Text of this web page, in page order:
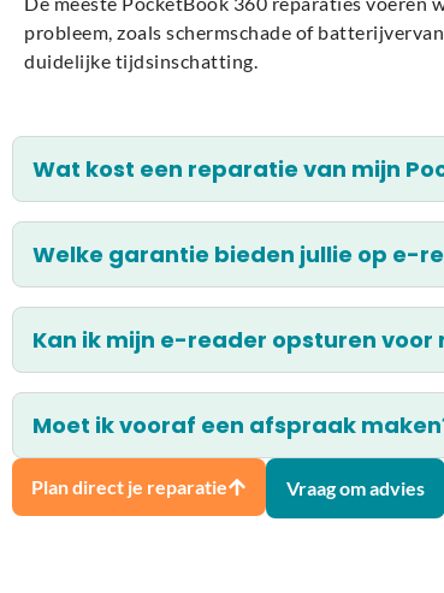
probleem, zoals schermschade of
duidelijke tijdsinschatting.
Wat kost een reparatie van mijn
Welke garantie bieden jullie op e-
Kan ik mijn e-reader opsturen voor
Moet ik vooraf een afspraak
Plan direct je reparatie Vraag om advies